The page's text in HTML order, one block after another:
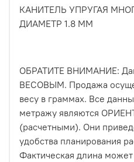
КАНИТЕЛЬ УПРУГАЯ
ДИАМЕТР 1.8 ММ
ОБРАТИТЕ ВНИМАНИЕ:
ВЕСОВЫМ. Продажа
весу в граммах. Все
метражу являются
(расчетными). Они
удобства планирования
Фактическая длина